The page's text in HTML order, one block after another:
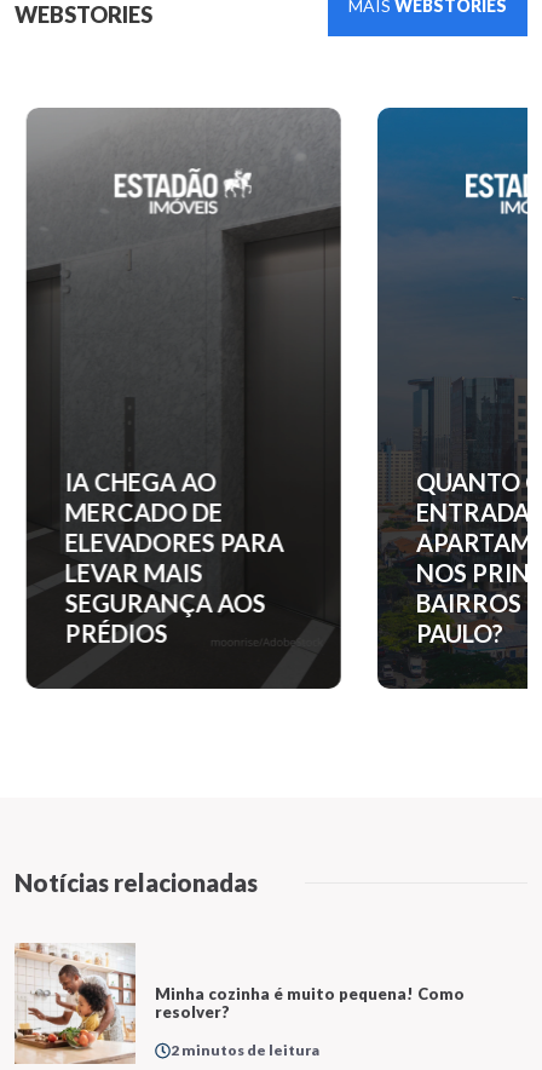
WEBSTORIES MAIS WEBSTORIES
IA CHEGA AO
MERCADO DE
ELEVADORES PARA
LEVAR MAIS
SEGURANÇA AOS
PRÉDIOS
QUANTO
ENTRADA
NOS
BAIRROS
PAULO?
Notícias relacionadas
Minha cozinha é muito pequena! Como
resolver?
2 minutos de leitura